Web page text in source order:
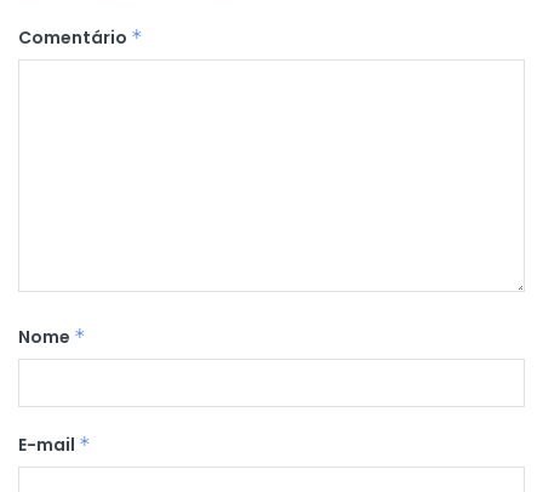
Comentário *
Nome *
E-mail *